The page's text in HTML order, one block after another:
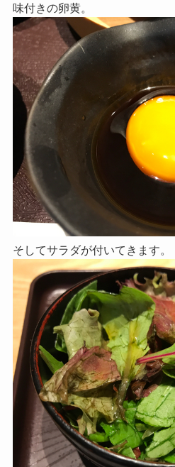
味付きの卵黄。
そしてサラダが付いてきます。